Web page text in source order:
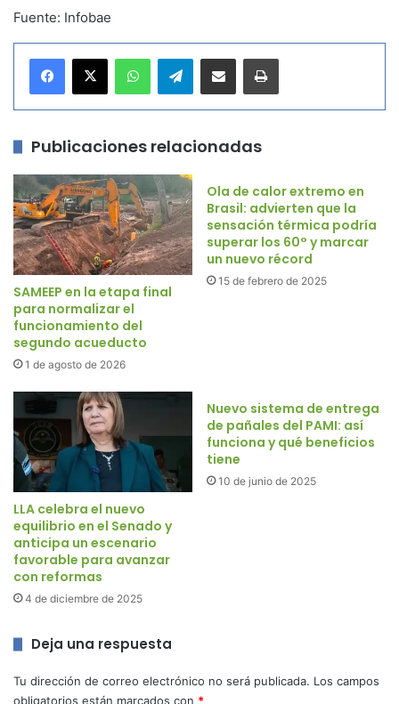
Fuente: Infobae
Telegram
Publicaciones relacionadas
SAMEEP en la etapa final
para normalizar el
funcionamiento del
segundo acueducto
1 de agosto de 2026
Ola de calor extremo en
Brasil: advierten que la
sensación térmica podría
superar los 60° y marcar
un nuevo récord
15 de febrero de 2025
LLA celebra el nuevo
equilibrio en el Senado y
anticipa un escenario
favorable para avanzar
con reformas
4 de diciembre de 2025
Nuevo sistema de entrega
de pañales del PAMI: así
funciona y qué beneficios
tiene
10 de junio de 2025
Deja una respuesta
Tu dirección de correo electrónico no será publicada. Los campos
obligatorios están marcados con *